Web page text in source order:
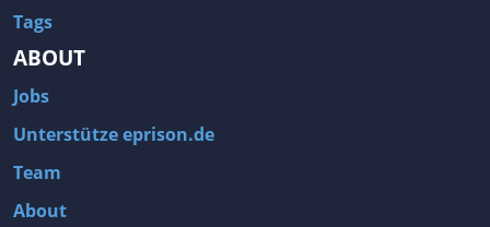
Tags
ABOUT
Jobs
Unterstütze eprison.de
Team
About